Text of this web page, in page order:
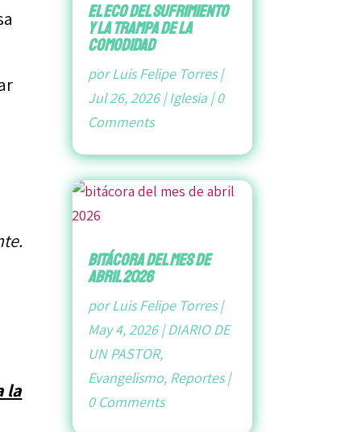
la
El Eco del Sufrimiento
y la Trampa de la
Comodidad
porLuis Felipe Torres|
Jul 26, 2026|Iglesia|0
Comments
bitácora del mes de
abril 2026
porLuis Felipe Torres|
May 4, 2026|DIARIO DE
UN PASTOR,
Evangelismo, Reportes|
0 Comments